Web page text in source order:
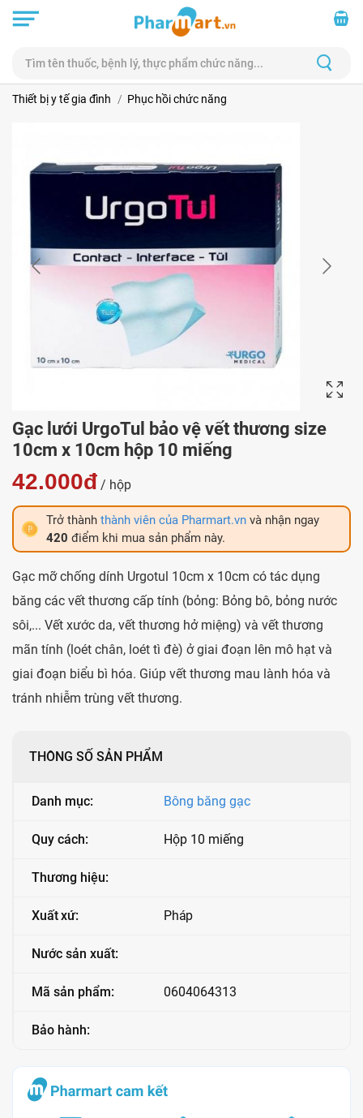
Thiết bị y tế gia đình Phục hồi chức năng
Gạc lưới UrgoTul bảo vệ vết thương size
10cm x 10cm hộp 10 miếng
42.000đ / hộp
Trở thành thành viên của Pharmart.vn và nhận ngay
420 điểm khi mua sản phẩm này.
Gạc mỡ chống dính Urgotul 10cm x 10cm có tác dụng
băng các vết thương cấp tính (bỏng: Bỏng bô, bỏng nước
sôi,... Vết xước da, vết thương hở miệng) và vết thương
mãn tính (loét chân, loét tì đè) ở giai đoạn lên mô hạt và
giai đoạn biểu bì hóa. Giúp vết thương mau lành hóa và
tránh nhiễm trùng vết thương.
THÔNG SỐ SẢN PHẨM
Danh mục: Bông băng gạc
Quy cách: Hộp 10 miếng
Thương hiệu:
Xuất xứ: Pháp
Nước sản xuất:
Mã sản phẩm: 0604064313
Bảo hành: